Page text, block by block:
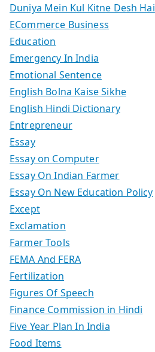
Duniya Mein Kul Kitne Desh Hai
ECommerce Business
Education
Emergency In India
Emotional Sentence
English Bolna Kaise Sikhe
English Hindi Dictionary
Entrepreneur
Essay
Essay on Computer
Essay On Indian Farmer
Essay On New Education Policy
Except
Exclamation
Farmer Tools
FEMA And FERA
Fertilization
Figures Of Speech
Finance Commission in Hindi
Five Year Plan In India
Food Items